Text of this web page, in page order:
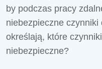
by podczas pracy
niebezpieczne
określają, które
niebezpieczne?